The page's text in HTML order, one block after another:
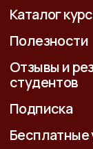
Каталог
Полезности
Отзывы и
студентов
Подписка
Бесплатные